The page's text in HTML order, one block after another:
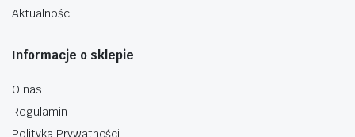
Aktualności
Informacje o sklepie
O nas
Regulamin
Polityka Prywatności